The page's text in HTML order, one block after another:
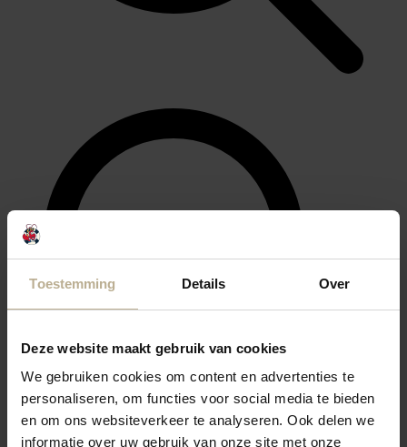
Toestemming Details Over
Deze website maakt gebruik van cookies
We gebruiken cookies om content en advertenties te
personaliseren, om functies voor social media te bieden
en om ons websiteverkeer te analyseren. Ook delen we
informatie over uw gebruik van onze site met onze